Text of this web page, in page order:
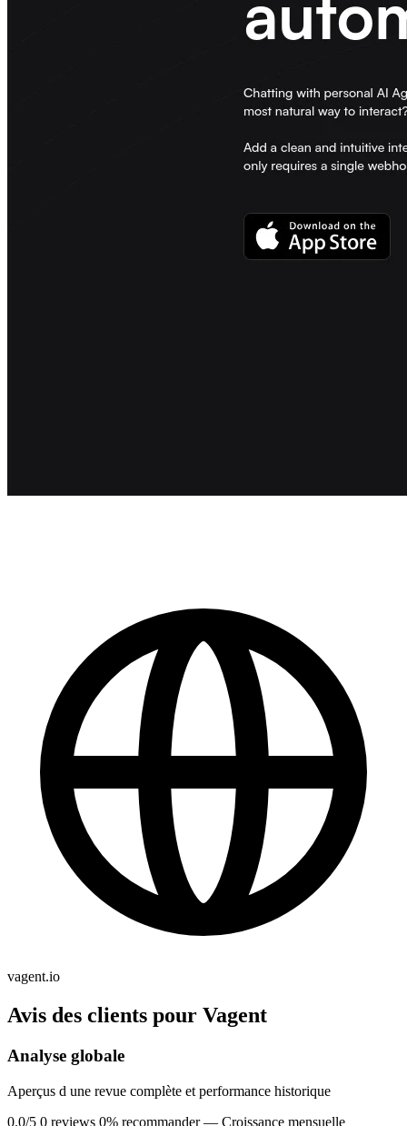
vagent.io
Avis des clients pour Vagent
Analyse globale
Aperçus d une revue complète et performance historique
0.0/5 0 reviews 0% recommander — Croissance mensuelle